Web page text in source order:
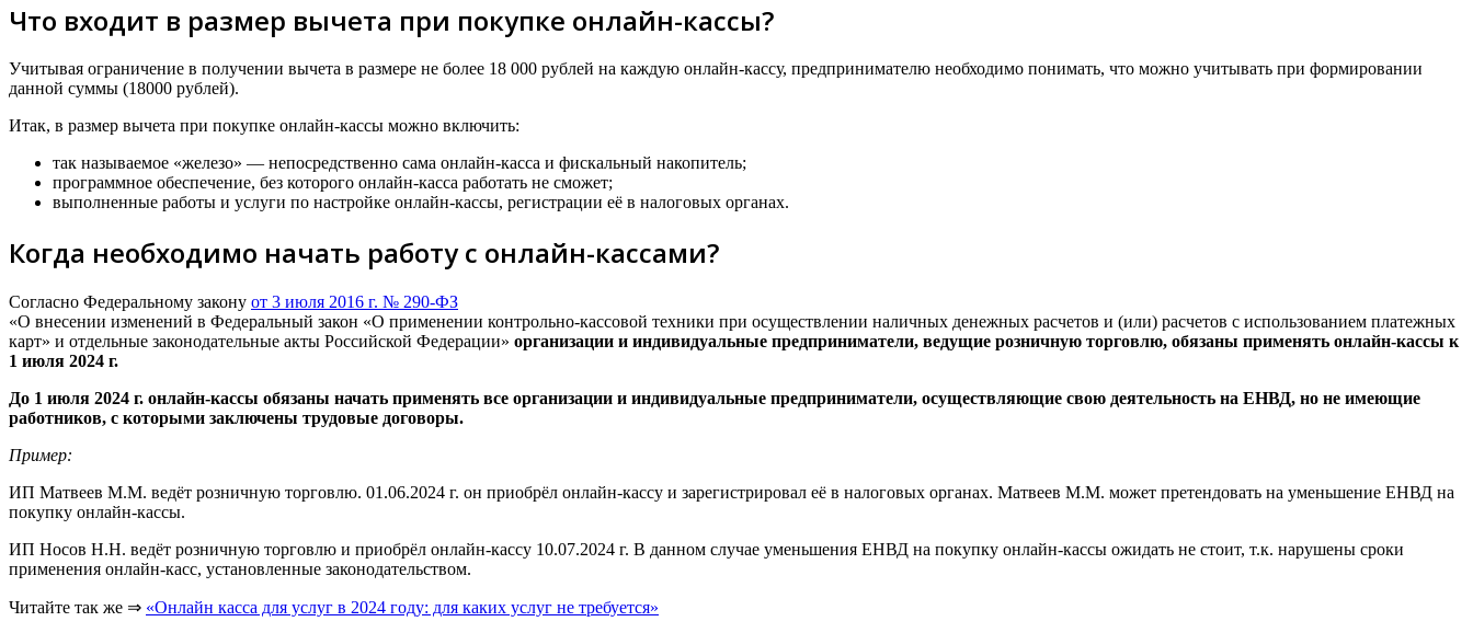
Что входит в размер вычета при покупке онлайн-кассы?
Учитывая ограничение в получении вычета в размере не более 18 000 рублей на каждую онлайн-кассу, предпринимателю необходимо понимать, что можно учитывать при формировании
данной суммы (18000 рублей).
Итак, в размер вычета при покупке онлайн-кассы можно включить:
так называемое «железо» — непосредственно сама онлайн-касса и фискальный накопитель;
программное обеспечение, без которого онлайн-касса работать не сможет;
выполненные работы и услуги по настройке онлайн-кассы, регистрации её в налоговых органах.
Когда необходимо начать работу с онлайн-кассами?
Согласно Федеральному закону от 3 июля 2016 г. № 290-ФЗ
«О внесении изменений в Федеральный закон «О применении контрольно-кассовой техники при осуществлении наличных денежных расчетов и (или) расчетов с использованием платежных
карт» и отдельные законодательные акты Российской Федерации» организации и индивидуальные предприниматели, ведущие розничную торговлю, обязаны применять онлайн-кассы к
1 июля 2024 г.
До 1 июля 2024 г. онлайн-кассы обязаны начать применять все организации и индивидуальные предприниматели, осуществляющие свою деятельность на ЕНВД, но не имеющие
работников, с которыми заключены трудовые договоры.
Пример:
ИП Матвеев М.М. ведёт розничную торговлю. 01.06.2024 г. он приобрёл онлайн-кассу и зарегистрировал её в налоговых органах. Матвеев М.М. может претендовать на уменьшение ЕНВД на
покупку онлайн-кассы.
ИП Носов Н.Н. ведёт розничную торговлю и приобрёл онлайн-кассу 10.07.2024 г. В данном случае уменьшения ЕНВД на покупку онлайн-кассы ожидать не стоит, т.к. нарушены сроки
применения онлайн-касс, установленные законодательством.
Читайте так же ⇒ «Онлайн касса для услуг в 2024 году: для каких услуг не требуется»